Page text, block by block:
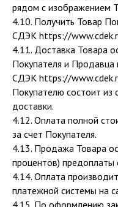
рядом с изображением
4.10. Получить Товар
СДЭК https://
4.11. Доставка Товара
Покупателя и
СДЭК https://
Покупателю состоит из
доставки.
4.12. Оплата полной
за счет Покупателя.
4.13. Продажа Товара
процентов) предоплаты
4.14. Оплата
платежной системы на
4.15. По оформлению